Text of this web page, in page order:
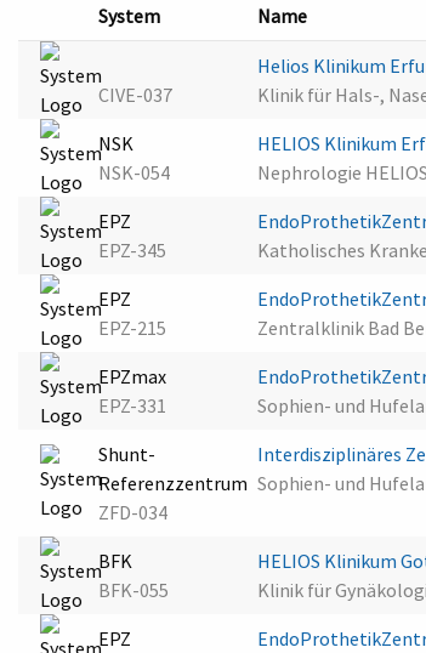
System Name
CIVE-037
Helios Klinikum
Klinik für Hals-,
NSK
NSK-054
HELIOS Klinikum
Nephrologie
EPZ
EPZ-345
Katholisches
EPZ
EPZ-215
Zentralklinik Bad
EPZmax
EPZ-331
Sophien- und
Shunt-
Referenzzentrum
ZFD-034
Interdisziplinäres
Sophien- und
BFK
BFK-055
HELIOS Klinikum
Klinik für
EPZ